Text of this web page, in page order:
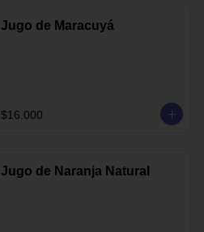
Jugo de Maracuyá
$16.000
Jugo de Naranja Natural